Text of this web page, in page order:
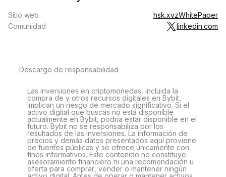
Sitio web hsk.xyzWhitePaper
Comunidad
linkedin.com
Descargo de responsabilidad
Las inversiones en criptomonedas, incluida la
compra de y otros recursos digitales en Bybit,
implican un riesgo de mercado significativo. Si el
activo digital que buscas no está disponible
actualmente en Bybit, podría estar disponible en el
futuro. Bybit no se responsabiliza por los
resultados de las inversiones. La información de
precios y demás datos presentados aquí proviene
de fuentes públicas y se ofrece únicamente con
fines informativos. Este contenido no constituye
asesoramiento financiero ni una recomendación u
oferta para comprar, vender o mantener ningún